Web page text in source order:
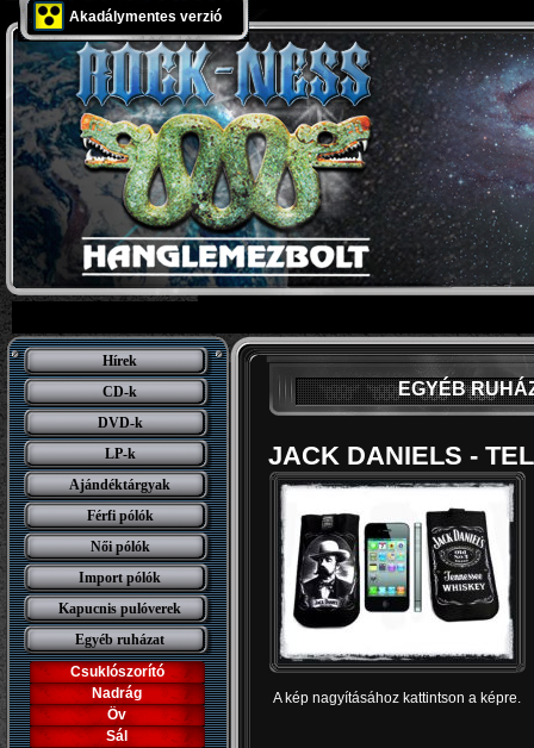
Akadálymentes verzió
Hírek
CD-k
DVD-k
LP-k
Ajándéktárgyak
Férfi pólók
Női pólók
Import pólók
Kapucnis pulóverek
Egyéb ruházat
Csuklószorító
Nadrág
Öv
Sál
EGYÉB
JACK DANIELS -
A kép nagyításához kattintson a képre.